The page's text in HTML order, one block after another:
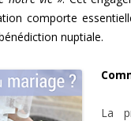
comporte
nuptiale.
La